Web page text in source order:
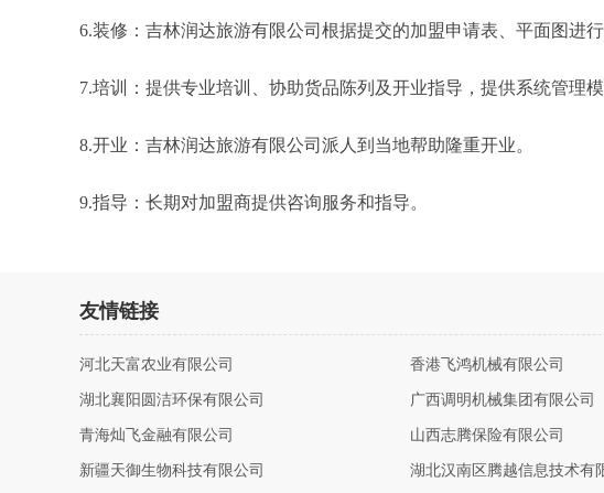
6.装修：吉林润达旅游有限公司根据提交的加盟申请表、平面图进行
7.培训：提供专业培训、协助货品陈列及开业指导，提供系统管理模
8.开业：吉林润达旅游有限公司派人到当地帮助隆重开业。
9.指导：长期对加盟商提供咨询服务和指导。
友情链接
河北天富农业有限公司 香港飞鸿机械有限公司
湖北襄阳圆洁环保有限公司 广西调明机械集团有限公司
青海灿飞金融有限公司 山西志腾保险有限公司
新疆天御生物科技有限公司 湖北汉南区腾越信息技术有